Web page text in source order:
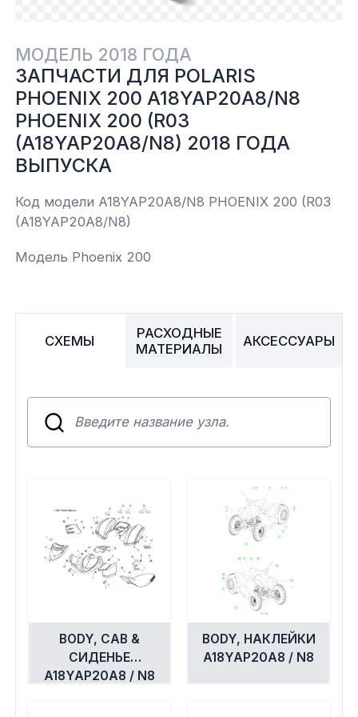
Подвеска
Ремни безопасности
Сиденья
Система привода
Склизы, гусеницы, коньки
Снегоотвалы
Сумки, кофры
Топливная система
Тормозная система
Управление
Хранение и перевозка
Шины, диски, гусеницы
Шноркели
МОДЕЛЬ 2018 ГОДА
ЗАПЧАСТИ ДЛЯ POLARIS
PHOENIX 200 A18YAP20A8/N8
PHOENIX 200 (R03
(A18YAP20A8/N8) 2018 ГОДА
ВЫПУСКА
Код модели A18YAP20A8/N8 PHOENIX 200 (R03
(A18YAP20A8/N8)
Модель Phoenix 200
СХЕМЫ
РАСХОДНЫЕ
МАТЕРИАЛЫ
АКСЕССУАРЫ
BODY, CAB &
СИДЕНЬЕ
A18YAP20A8 / N8
BODY, НАКЛЕЙКИ
A18YAP20A8 / N8